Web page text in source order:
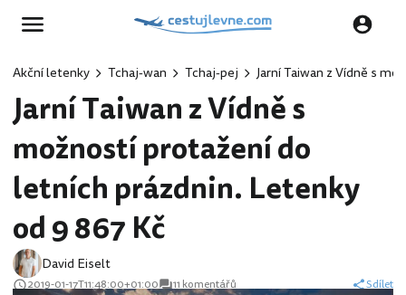
Akční letenky Tchaj-wan Tchaj-pej Jarní Taiwan z Vídně s
Jarní Taiwan z Vídně s
možností protažení do
letních prázdnin. Letenky
od 9 867 Kč
David Eiselt
2019-01-17T11:48:00+01:00 11 komentářů Sdílet